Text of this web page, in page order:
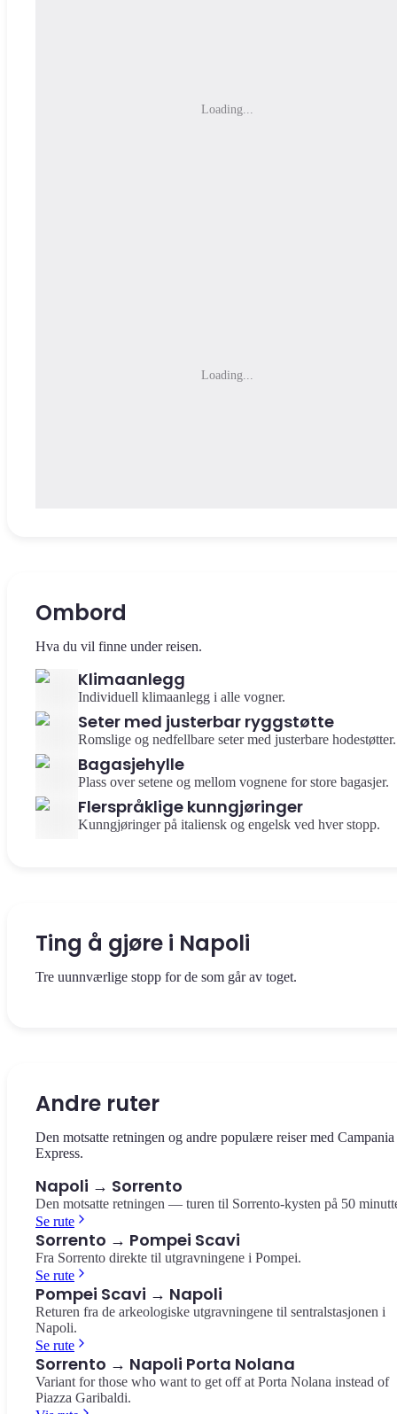
Loading...
Loading...
Ombord
Hva du vil finne under reisen.
Klimaanlegg
Individuell klimaanlegg i alle vogner.
Seter med justerbar ryggstøtte
Romslige og nedfellbare seter med justerbare hodestøtter.
Bagasjehylle
Plass over setene og mellom vognene for store bagasjer.
Flerspråklige kunngjøringer
Kunngjøringer på italiensk og engelsk ved hver stopp.
Ting å gjøre i Napoli
Tre uunnværlige stopp for de som går av toget.
Spaccanapoli
Andre ruter
Den motsatte retningen og andre populære reiser med Campania
Express.
Napoli → Sorrento
Den motsatte retningen — turen til Sorrento-kysten på 50
Se rute
Sorrento → Pompei Scavi
Fra Sorrento direkte til utgravningene i Pompei.
Se rute
Pompei Scavi → Napoli
Returen fra de arkeologiske utgravningene til sentralstasjonen i
Napoli.
Se rute
Sorrento → Napoli Porta Nolana
Variant for those who want to get off at Porta Nolana instead of
Piazza Garibaldi.